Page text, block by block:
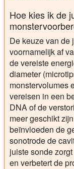
Hoe kies ik de
De keuze van de
voornamelijk af
de vereiste
diameter
monstervolumes
vereisen in een
DNA of de
meer geschikt
beïnvloeden de
sonotrode de
juiste sonde
en verbetert de